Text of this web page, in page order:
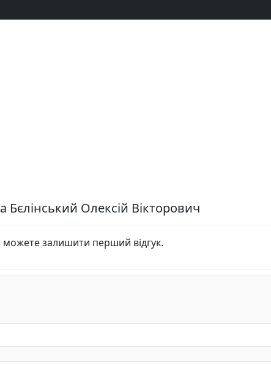
Бєлінський Олексій Вікторович
можете залишити перший відгук.